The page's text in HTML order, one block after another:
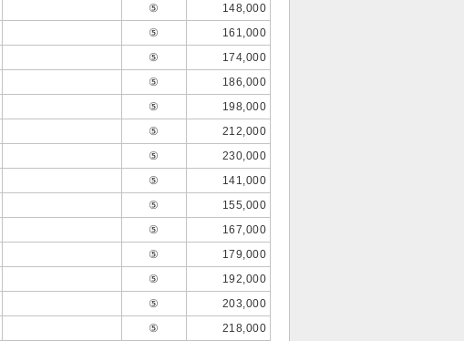
⑤
148,000
⑤
161,000
⑤
174,000
⑤
186,000
⑤
198,000
⑤
212,000
⑤
230,000
⑤
141,000
⑤
155,000
⑤
167,000
⑤
179,000
⑤
192,000
⑤
203,000
⑤
218,000